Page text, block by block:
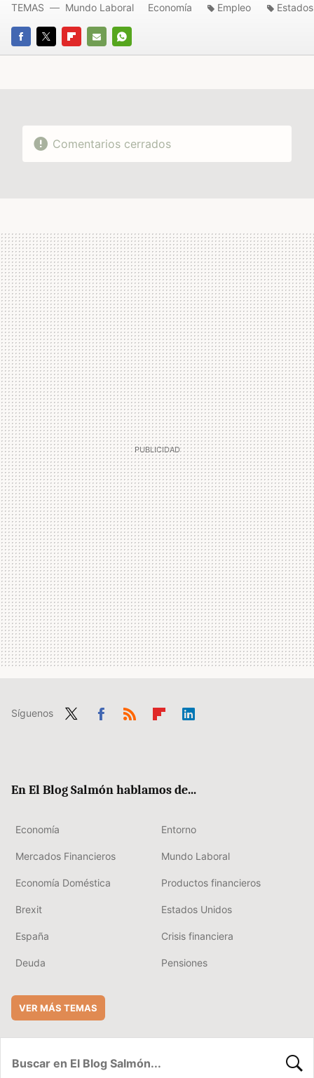
FACEBOOK
TWITTERFLIPBOARD
E-
WHATSAPP
TEMAS Mundo Laboral Economía Empleo
Comentarios cerrados
Síguenos
En El Blog Salmón hablamos de...
Economía Entorno
Mercados Financieros Mundo Laboral
Economía Doméstica Productos financieros
Brexit Estados Unidos
España Crisis financiera
Deuda Pensiones
VER MÁS TEMAS